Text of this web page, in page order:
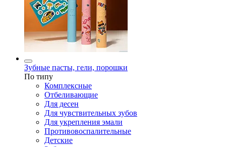
Зубные пасты, гели, порошки
По типу
Комплексные
Отбеливающие
Для десен
Для чувствительных зубов
Для укрепления эмали
Противовоспалительные
Детские